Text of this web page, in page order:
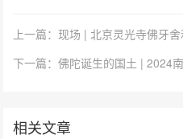
上一篇：现场 | 北京灵光寺佛牙
相关文章